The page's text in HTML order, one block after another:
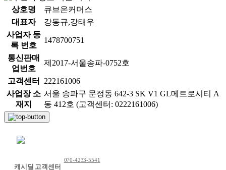
상호명
큐브온커머스
대표자
강동규,강태우
사업자 등
록 번호
1478700751
통신판매
업번호
제2017-서울송파-0752호
고객센터
222161006
사업장 소
재지
서울 송파구 문정동 642-3 SK V1 GL메트로시티 A
동 412호 (고객센터: 0222161006)
캐시딜 고객센터
070-4233-5541